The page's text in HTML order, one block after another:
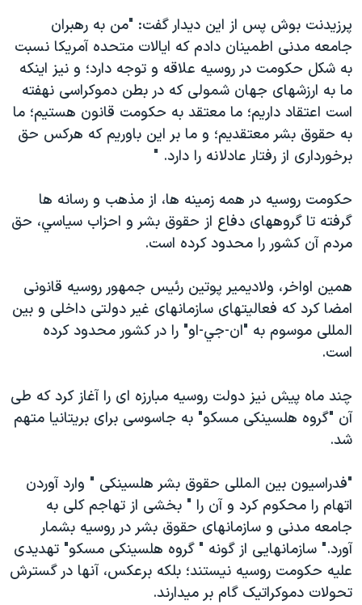
فرهنگ و زندگی
حقوق شهروندی
اقتصادی
علم و فناوری
اسرائیل در جنگ
آرشیو پخش زنده
مستندها
انتخابات ریاست جمهوری آمریکا ۲۰۲۴
حمله جمهوری اسلامی به اسرائیل
رمز مهسا
ورزش زنان در ایران
مجموعه مستندهای دادخواهی
تریبونال مردمی آبان ۹۸
چهل سال گروگان‌گیری
قانون شفافیت دارائی کادر رهبری ایران
اعتراضات مردمی آبان ۹۸
نرگس محمدی برنده جایزه نوبل صلح
همایش محافظه‌کاران آمریکا «سی‌پک»
سفر پرزیدنت ترامپ به چین
دنبال کنید
زبانهای مختلف
پرزيدنت بوش پس از اين ديدار گفت: "من به رهبران
جامعه مدنی اطمينان دادم که ايالات متحده آمريکا نسبت
به شکل حکومت در روسيه علاقه و توجه دارد؛ و نيز اينکه
ما به ارزشهای جهان شمولی که در بطن دموکراسی نهفته
است اعتقاد داريم؛ ما معتقد به حکومت قانون هستيم؛ ما
به حقوق بشر معتقديم؛ و ما بر اين باوريم که هرکس حق
برخورداری از رفتار عادلانه را دارد. "
حکومت روسيه در همه زمينه ها، از مذهب و رسانه ها
گرفته تا گروههای دفاع از حقوق بشر و احزاب سياسي، حق
مردم آن کشور را محدود کرده است.
همين اواخر، ولاديمير پوتين رئيس جمهور روسيه قانونی
امضا کرد که فعاليتهای سازمانهای غير دولتی داخلی و بين
المللی موسوم به "ان-جي-او" را در کشور محدود کرده
است.
چند ماه پيش نيز دولت روسيه مبارزه ای را آغاز کرد که طی
آن "گروه هلسينکی مسکو" به جاسوسی برای بريتانيا متهم
شد.
"فدراسيون بين المللی حقوق بشر هلسينکی " وارد آوردن
اتهام را محکوم کرد و آن را " بخشی از تهاجم کلی به
جامعه مدنی و سازمانهای حقوق بشر در روسيه بشمار
آورد." سازمانهايی از گونه " گروه هلسينکی مسکو" تهديدی
عليه حکومت روسيه نيستند؛ بلکه برعکس، آنها در گسترش
تحولات دموکراتيک گام بر ميدارند.